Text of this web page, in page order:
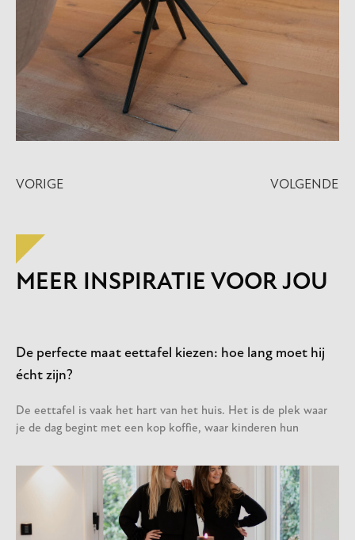
VORIGE VOLGENDE
MEER INSPIRATIE VOOR JOU
De perfecte maat eettafel kiezen: hoe lang moet hij
écht zijn?
De eettafel is vaak het hart van het huis. Het is de plek waar
je de dag begint met een kop koffie, waar kinderen hun